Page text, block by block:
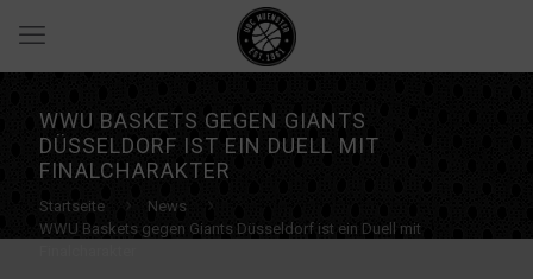
WWU BASKETS GEGEN GIANTS
DÜSSELDORF IST EIN DUELL MIT
FINALCHARAKTER
Startseite
News
WWU Baskets gegen Giants Düsseldorf ist ein Duell mit